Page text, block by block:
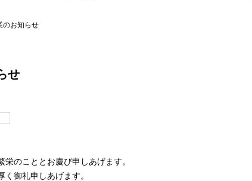
のお知らせ
せ
のこととお慶び申しあげます。
御礼申しあげます。